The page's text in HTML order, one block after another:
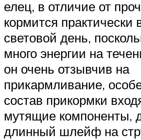
елец, в отличие от
кормится практически
световой день,
много энергии на
он очень отзывчив на
прикармливание,
состав прикормки
мутящие компоненты,
длинный шлейф на